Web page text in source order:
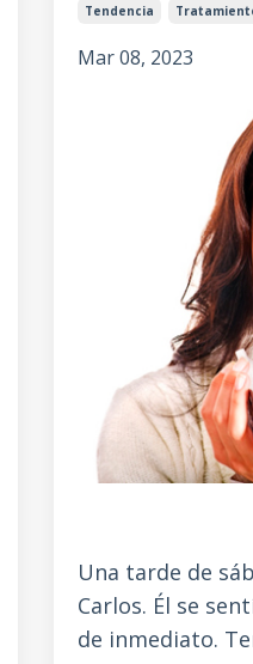
Tendencia
Mar 08, 2023
Una tarde de
Carlos. Él se
de inmediato.